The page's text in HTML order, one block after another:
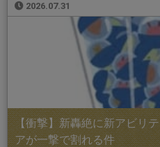
2026.07.31
【衝撃】新轟絶に新アビリ
アが一撃で割れる件